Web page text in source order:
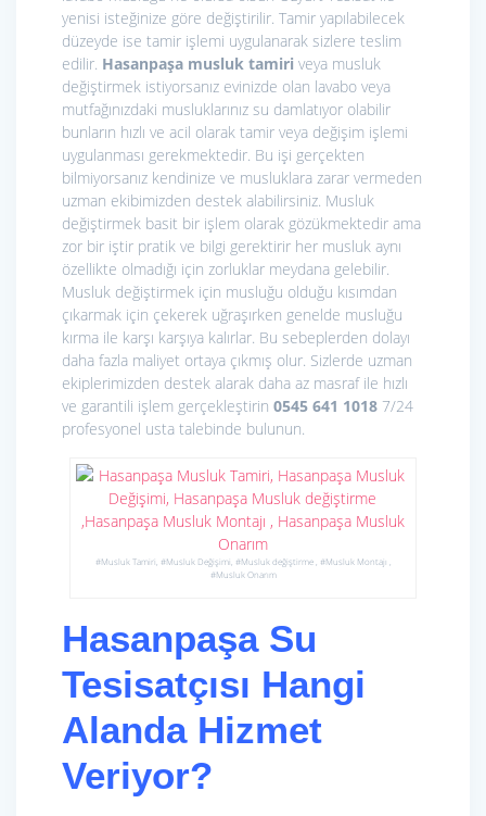
yenisi isteğinize göre değiştirilir. Tamir yapılabilecek
düzeyde ise tamir işlemi uygulanarak sizlere teslim
edilir. Hasanpaşa musluk tamiri veya musluk
değiştirmek istiyorsanız evinizde olan lavabo veya
mutfağınızdaki musluklarınız su damlatıyor olabilir
bunların hızlı ve acil olarak tamir veya değişim işlemi
uygulanması gerekmektedir. Bu işi gerçekten
bilmiyorsanız kendinize ve musluklara zarar vermeden
uzman ekibimizden destek alabilirsiniz. Musluk
değiştirmek basit bir işlem olarak gözükmektedir ama
zor bir iştir pratik ve bilgi gerektirir her musluk aynı
özellikte olmadığı için zorluklar meydana gelebilir.
Musluk değiştirmek için musluğu olduğu kısımdan
çıkarmak için çekerek uğraşırken genelde musluğu
kırma ile karşı karşıya kalırlar. Bu sebeplerden dolayı
daha fazla maliyet ortaya çıkmış olur. Sizlerde uzman
ekiplerimizden destek alarak daha az masraf ile hızlı
ve garantili işlem gerçekleştirin 0545 641 1018 7/24
profesyonel usta talebinde bulunun.
#Musluk Tamiri, #Musluk Değişimi, #Musluk değiştirme , #Musluk Montajı ,
#Musluk Onarım
Hasanpaşa Su
Tesisatçısı Hangi
Alanda Hizmet
Veriyor?